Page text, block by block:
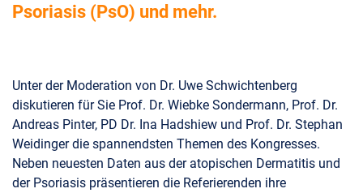
Psoriasis (PsO) und mehr.
Unter der Moderation von Dr. Uwe Schwichtenberg
diskutieren für Sie Prof. Dr. Wiebke Sondermann, Prof. Dr.
Andreas Pinter, PD Dr. Ina Hadshiew und Prof. Dr. Stephan
Weidinger die spannendsten Themen des Kongresses.
Neben neuesten Daten aus der atopischen Dermatitis und
der Psoriasis präsentieren die Referierenden ihre